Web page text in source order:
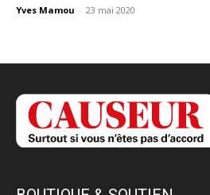
Yves Mamou - 23 mai 2020